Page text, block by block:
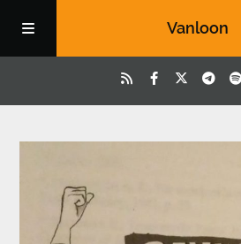
Vanloon